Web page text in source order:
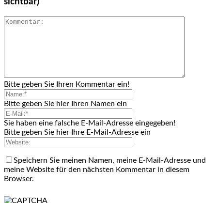
Bitte geben Sie Ihren Kommentar ein!
Bitte geben Sie hier Ihren Namen ein
Sie haben eine falsche E-Mail-Adresse eingegeben!
Bitte geben Sie hier Ihre E-Mail-Adresse ein
Speichern Sie meinen Namen, meine E-Mail-Adresse und
meine Website für den nächsten Kommentar in diesem
Browser.